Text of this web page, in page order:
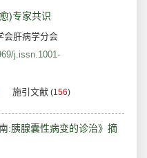
)专家共识
会肝病学分会
j.issn.1001-
施引文献 (156)
:胰腺囊性病变的诊治》摘